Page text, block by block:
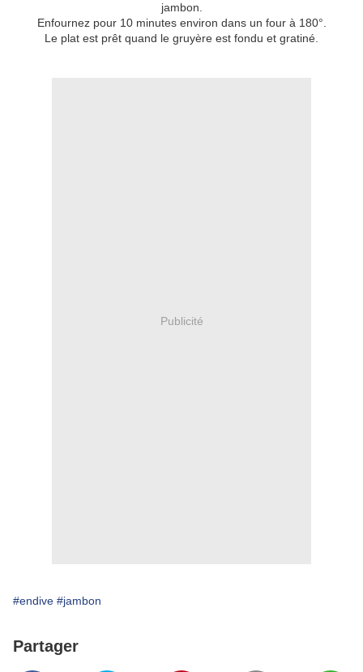
jambon.
Enfournez pour 10 minutes environ dans un four à 180°.
Le plat est prêt quand le gruyère est fondu et gratiné.
Publicité
#endive #jambon
Partager